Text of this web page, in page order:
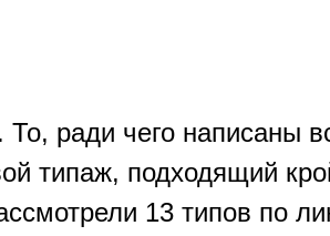
То, ради чего написаны
типаж, подходящий
13 типов по